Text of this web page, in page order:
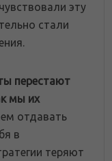
эту
стали
перестают
мы их
отдавать
в
теряют